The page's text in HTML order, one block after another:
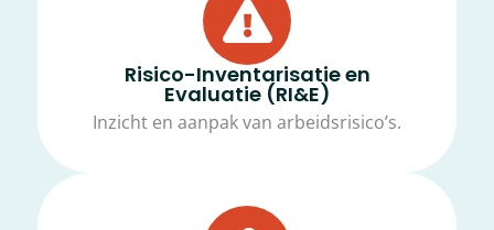
Risico-Inventarisatie en
Evaluatie (RI&E)
Inzicht en aanpak van arbeidsrisico’s.